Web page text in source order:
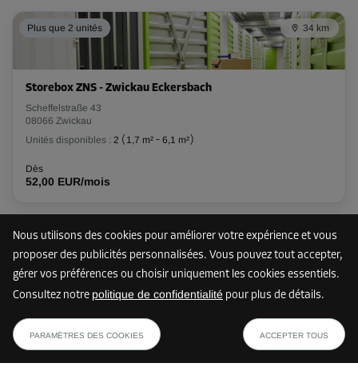
Nous utilisons des cookies pour améliorer votre expérience et vous
proposer des publicités personnalisées. Vous pouvez tout accepter,
gérer vos préférences ou choisir uniquement les cookies essentiels.
Consultez notre politique de confidentialité pour plus de détails.
PARAMÈTRES DES COOKIES ACCEPTER TOUS
Plus que 2 unités 34 km
Storebox ZNS - Zwickau Eckersbach
Scheffelstraße 43
08066 Zwickau
Unités disponibles : 2 ( 1,7 m² - 6,1 m²)
Dès
52,00 EUR/mois
09350 Lichtenstein/Sachsen
90,94 EUR/mois AFFICHER LE PLAN